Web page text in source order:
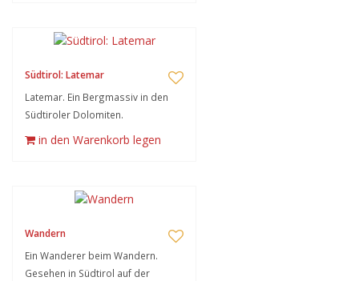
Südtirol: Latemar
Latemar. Ein Bergmassiv in den
Südtiroler Dolomiten.
in den Warenkorb legen
Wandern
Ein Wanderer beim Wandern.
Gesehen in Südtirol auf der